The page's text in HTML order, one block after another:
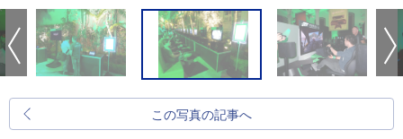
この写真の記事へ